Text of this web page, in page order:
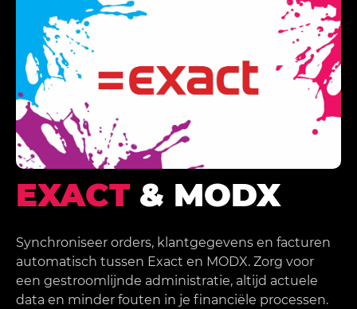
EXACT & MODX
Synchroniseer orders, klantgegevens en facturen
automatisch tussen Exact en MODX. Zorg voor
een gestroomlijnde administratie, altijd actuele
data en minder fouten in je financiële processen.